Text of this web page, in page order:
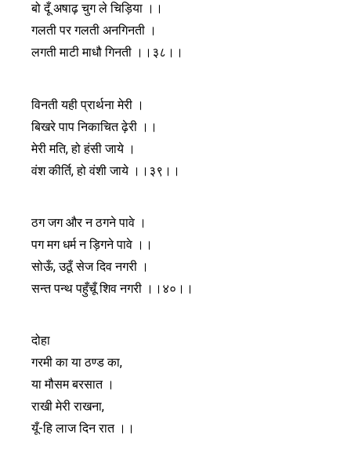
बो दूँ अषाढ़ चुग ले चिड़िया ।।
गलती पर गलती अनगिनती ।
लगती माटी माधौ गिनती ।।३८।।
विनती यही प्रार्थना मेरी ।
बिखरे पाप निकाचित ढ़ेरी ।।
मेरी मति, हो हंसी जाये ।
वंश कीर्ति, हो वंशी जाये ।।३९।।
ठग जग और न ठगने पावे ।
पग मग धर्म न ड़िगने पावे ।।
सोऊँ, उठूँ सेज दिव नगरी ।
सन्त पन्थ पहुँचूँ शिव नगरी ।।४०।।
दोहा
गरमी का या ठण्ड का,
या मौसम बरसात ।
राखी मेरी राखना,
यूँ-हि लाज दिन रात ।।